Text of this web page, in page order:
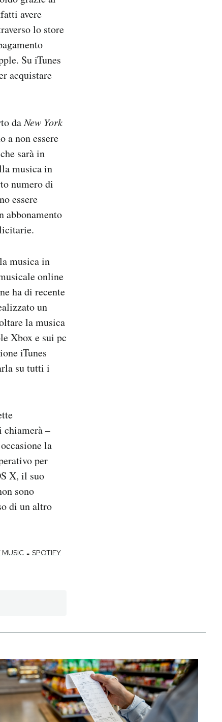
avere
lo store
Su iTunes
acquistare
daNew York
a non essere
sarà in
musica in
numero di
essere
abbonamento
musica in
online
ha di recente
un
la musica
Xbox e sui pc
iTunes
su tutti i
chiamerà –
la
per
X, il suo
sono
di un altro
MUSIC - SPOTIFY